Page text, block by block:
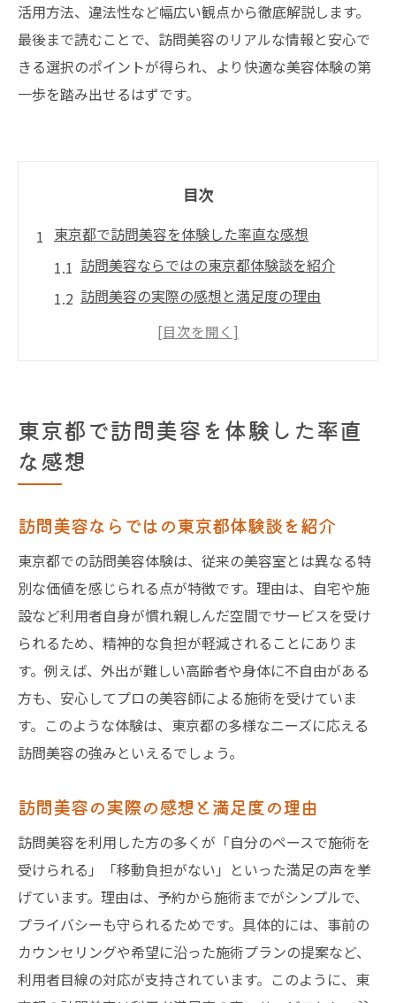
活用方法、違法性など幅広い観点から徹底解説します。
最後まで読むことで、訪問美容のリアルな情報と安心で
きる選択のポイントが得られ、より快適な美容体験の第
一歩を踏み出せるはずです。
目次
東京都で訪問美容を体験した率直な感想
訪問美容ならではの東京都体験談を紹介
訪問美容の実際の感想と満足度の理由
訪問美容体験で感じた安心ポイント
訪問美容の体験から見えた今後の可能性
訪問美容の料金相場とサービス内容徹底ガイド
訪問美容の料金体系と内訳を徹底解剖
出張美容師の費用とサービスの違いを知る
訪問美容の相場を把握するための情報源
訪問美容の料金に含まれる内容を確認
自宅で受けられる訪問美容の魅力を解説
自宅で受ける訪問美容の利便性と快適さ
訪問美容がもたらす生活の質向上効果
訪問美容を自宅で利用する際の流れ
個人宅での訪問美容が人気の理由とは
訪問美容の予約と問い合わせ方法を紹介
訪問美容が違法か不安な方への安心ポイント
訪問美容の合法性と安心して利用する方法
自宅カットと訪問美容の法的な違いを解説
訪問美容サービス利用時の注意すべき点
東京都で訪問美容を体験した率直
な感想
訪問美容ならではの東京都体験談を紹介
東京都での訪問美容体験は、従来の美容室とは異なる特
別な価値を感じられる点が特徴です。理由は、自宅や施
設など利用者自身が慣れ親しんだ空間でサービスを受け
られるため、精神的な負担が軽減されることにありま
す。例えば、外出が難しい高齢者や身体に不自由がある
方も、安心してプロの美容師による施術を受けていま
す。このような体験は、東京都の多様なニーズに応える
訪問美容の強みといえるでしょう。
訪問美容の実際の感想と満足度の理由
訪問美容を利用した方の多くが「自分のペースで施術を
受けられる」「移動負担がない」といった満足の声を挙
げています。理由は、予約から施術までがシンプルで、
プライバシーも守られるためです。具体的には、事前の
カウンセリングや希望に沿った施術プランの提案など、
利用者目線の対応が支持されています。このように、東